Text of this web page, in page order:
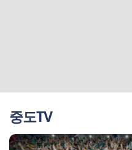
중도TV